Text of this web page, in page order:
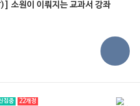
소원이 이뤄지는 교과서 강좌
집중 22개정